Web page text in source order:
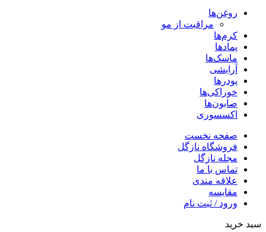
روغن‌ها
مراقبت از مو
کرم‌ها
پمادها
ماسک‌ها
آرایشی
پودرها
خوراکی‌ها
صابون‌ها
اکسسوری
صفحه نخست
فروشگاه نازگل
مجله نازگل
تماس با ما
علاقه مندی
مقایسه
ورود / ثبت نام
سبد خرید